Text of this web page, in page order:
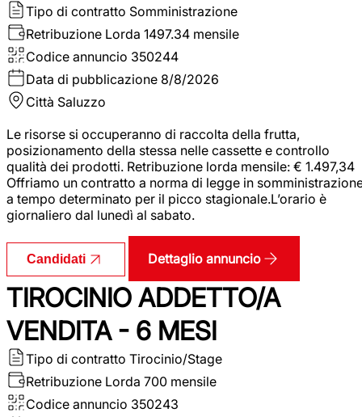
Tipo di contratto Somministrazione
Retribuzione Lorda 1497.34 mensile
Codice annuncio 350244
Data di pubblicazione 8/8/2026
Città Saluzzo
Le risorse si occuperanno di raccolta della frutta,
posizionamento della stessa nelle cassette e controllo
qualità dei prodotti. Retribuzione lorda mensile: € 1.497,34
Offriamo un contratto a norma di legge in
a tempo determinato per il picco stagionale.L’orario è
giornaliero dal lunedì al sabato.
Candidati Dettaglio annuncio
TIROCINIO ADDETTO/A
VENDITA - 6 MESI
Tipo di contratto Tirocinio/Stage
Retribuzione Lorda 700 mensile
Codice annuncio 350243